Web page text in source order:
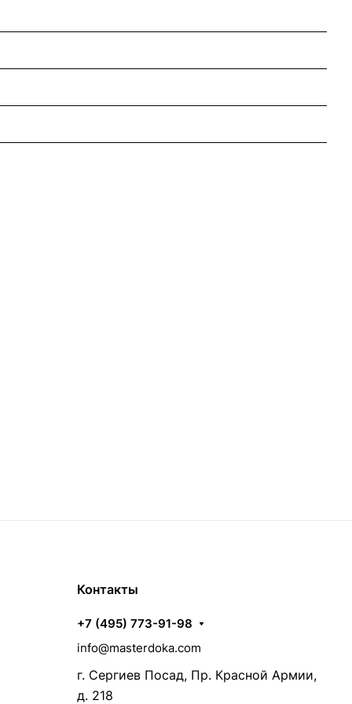
Контакты
+7 (495) 773-91-98
info@masterdoka.com
г. Сергиев Посад, Пр. Красной Армии,
д. 218